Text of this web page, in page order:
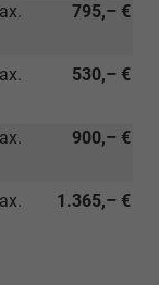
795,– €
530,– €
900,– €
1.365,– €